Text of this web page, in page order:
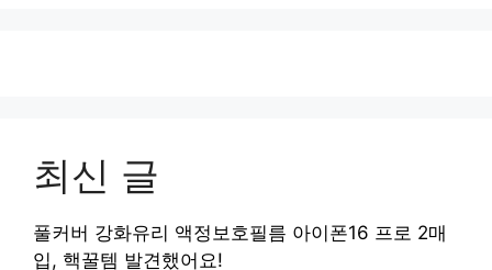
최신 글
풀커버 강화유리 액정보호필름 아이폰16 프로 2매
입, 핵꿀템 발견했어요!